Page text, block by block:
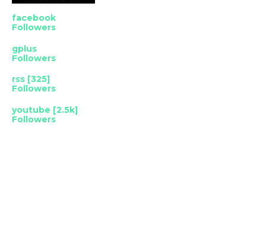
facebook
Followers
gplus
Followers
rss [325]
Followers
youtube [2.5k]
Followers